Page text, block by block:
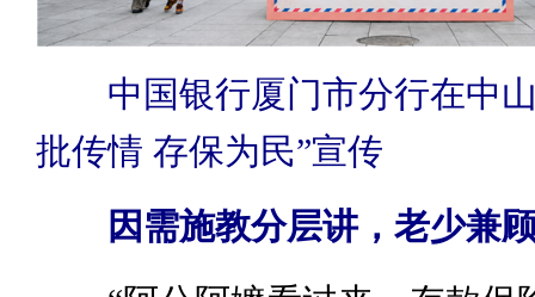
中国银行厦门市分行在中
批传情 存保为民”宣传
因需施教分层讲，老少兼